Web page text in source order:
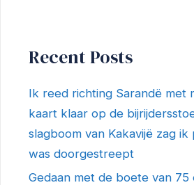
Recent Posts
Ik reed richting Sarandë met
kaart klaar op de
slagboom van Kakavijë zag
was doorgestreept
Gedaan met de boete van 75